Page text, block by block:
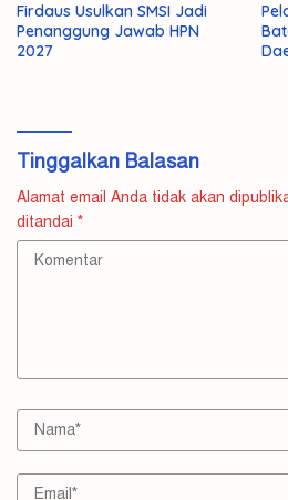
Firdaus Usulkan SMSI Jadi
Penanggung Jawab HPN
2027
Tinggalkan Balasan
Alamat email Anda tidak akan
ditandai *